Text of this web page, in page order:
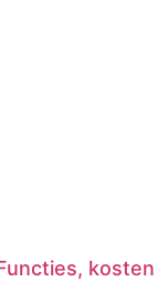
kosten